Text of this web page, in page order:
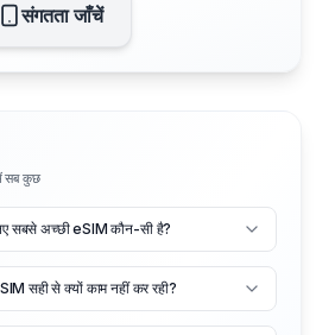
संगतता जाँचें
सब कुछ
सबसे अच्छी eSIM कौन-सी है?
सही से क्यों काम नहीं कर रही?